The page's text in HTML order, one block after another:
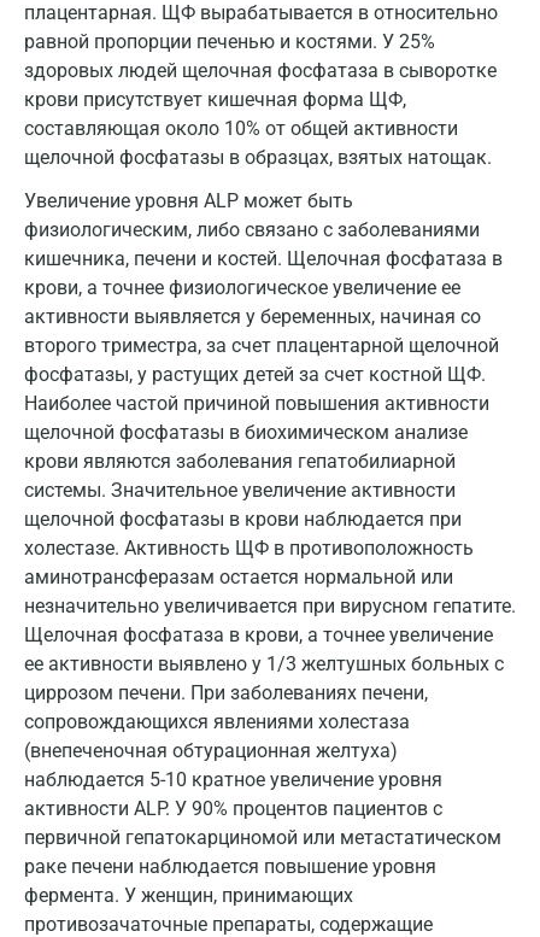
плацентарная. ЩФ вырабатывается в относительно
равной пропорции печенью и костями. У 25%
здоровых людей щелочная фосфатаза в сыворотке
крови присутствует кишечная форма ЩФ,
составляющая около 10% от общей активности
щелочной фосфатазы в образцах, взятых натощак.
Увеличение уровня ALP может быть
физиологическим, либо связано с заболеваниями
кишечника, печени и костей. Щелочная фосфатаза в
крови, а точнее физиологическое увеличение ее
активности выявляется у беременных, начиная со
второго триместра, за счет плацентарной щелочной
фосфатазы, у растущих детей за счет костной ЩФ.
Наиболее частой причиной повышения активности
щелочной фосфатазы в биохимическом анализе
крови являются заболевания гепатобилиарной
системы. Значительное увеличение активности
щелочной фосфатазы в крови наблюдается при
холестазе. Активность ЩФ в противоположность
аминотрансферазам остается нормальной или
незначительно увеличивается при вирусном гепатите.
Щелочная фосфатаза в крови, а точнее увеличение
ее активности выявлено у 1/3 желтушных больных с
циррозом печени. При заболеваниях печени,
сопровождающихся явлениями холестаза
(внепеченочная обтурационная желтуха)
наблюдается 5-10 кратное увеличение уровня
активности ALP. У 90% процентов пациентов с
первичной гепатокарциномой или метастатическом
раке печени наблюдается повышение уровня
фермента. У женщин, принимающих
противозачаточные препараты, содержащие
Калининград
Калуга
Кемерово
Ковров
Коломна
Королев
Кострома
Котельники
Красногорск
Краснодар
Красноярск
Курск
Лабинск
Липецк
Лобня
Люберцы
Майкоп
Мурино
Мурманск
Мытищи